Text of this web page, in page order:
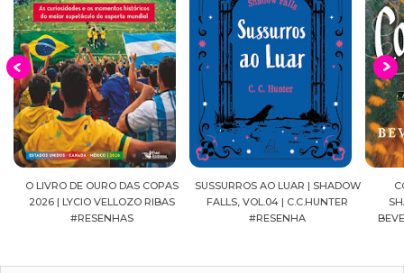
O LIVRO DE OURO DAS COPAS
2026 | LYCIO VELLOZO RIBAS
#RESENHAS
SUSSURROS AO LUAR | SHADOW
FALLS, VOL.04 | C.C.HUNTER
#RESENHA